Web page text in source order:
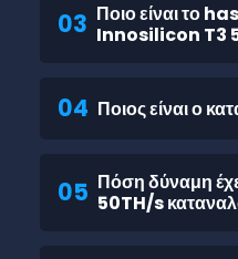
03 Ποιο είναι το
Innosilicon T3
04 Ποιος είναι ο
05 Πόση δύναμη
50TH/s